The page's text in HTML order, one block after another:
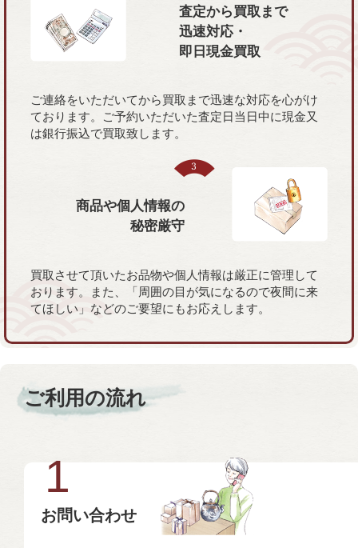
査定から買取まで
迅速対応・
即日現金買取
ご連絡をいただいてから買取まで迅速な対応を心がけ
ております。ご予約いただいた査定日当日中に現金又
は銀行振込で買取致します。
商品や個人情報の
秘密厳守
買取させて頂いたお品物や個人情報は厳正に管理して
おります。また、「周囲の目が気になるので夜間に来
てほしい」などのご要望にもお応えします。
ご利用の流れ
1
お問い合わせ